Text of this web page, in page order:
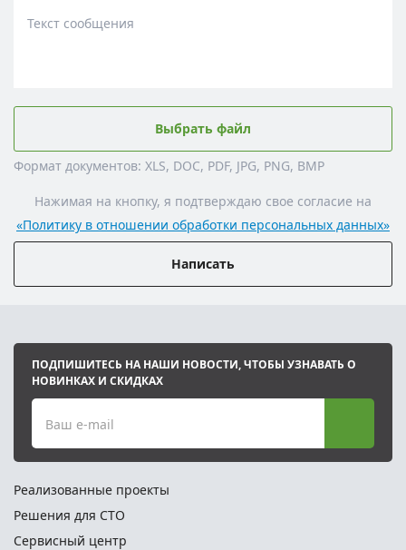
Текст сообщения
Выбрать файл
Формат документов: XLS, DOC, PDF, JPG, PNG, BMP
Нажимая на кнопку, я подтверждаю свое согласие на
«Политику в отношении обработки персональных данных»
Написать
ПОДПИШИТЕСЬ НА НАШИ НОВОСТИ, ЧТОБЫ УЗНАВАТЬ О
НОВИНКАХ И СКИДКАХ
Ваш e-mail
Реализованные проекты
Решения для СТО
Сервисный центр